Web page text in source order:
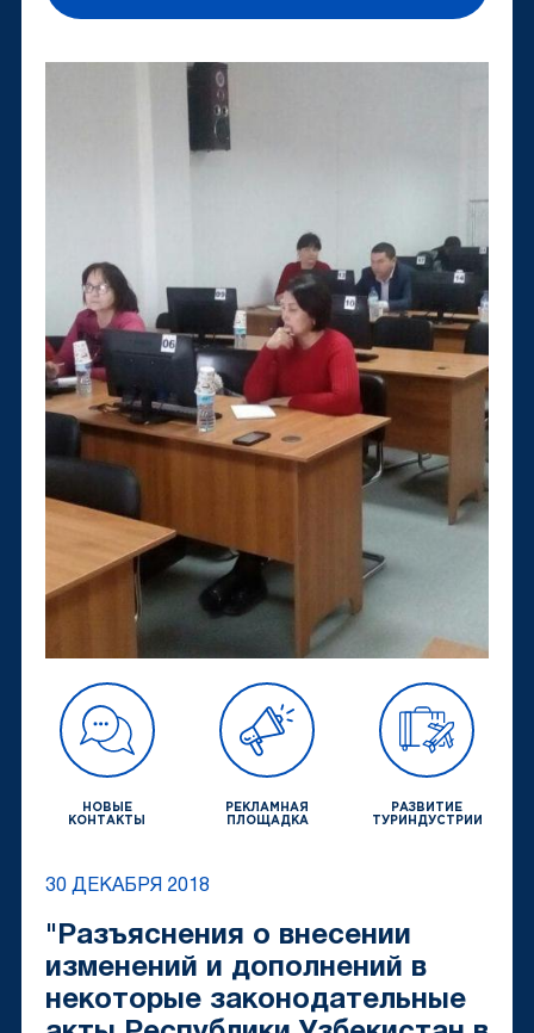
НОВЫЕ
КОНТАКТЫ
РЕКЛАМНАЯ
ПЛОЩАДКА
РАЗВИТИЕ
ТУРИНДУСТРИИ
30 ДЕКАБРЯ 2018
"Разъяснения о внесении
изменений и дополнений в
некоторые законодательные